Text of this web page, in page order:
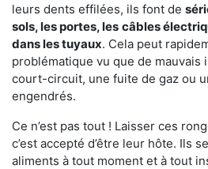
leurs dents effilées, ils font de
sols, les portes, les câbles
dans les tuyaux. Cela peut
problématique vu que de mauvais
court-circuit, une fuite de gaz ou
engendrés.
Ce n’est pas tout ! Laisser ces
c’est accepté d’être leur hôte. Ils
aliments à tout moment et à tout